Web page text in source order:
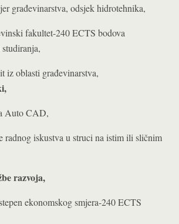
građevinarstva, odsjek hidrotehnika,
fakultet-240 ECTS bodova
iz oblasti građevinarstva,
Auto CAD,
radnog iskustva u struci na istim ili sličnim
razvoja,
ekonomskog smjera-240 ECTS